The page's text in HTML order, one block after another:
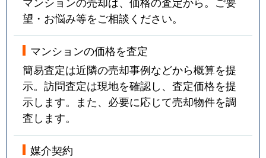
望・お悩み等をご相談ください。
マンションの価格を査定
簡易査定は近隣の売却事例などから概算を提
示。訪問査定は現地を確認し、査定価格を提
示します。また、必要に応じて売却物件を調
査します。
媒介契約